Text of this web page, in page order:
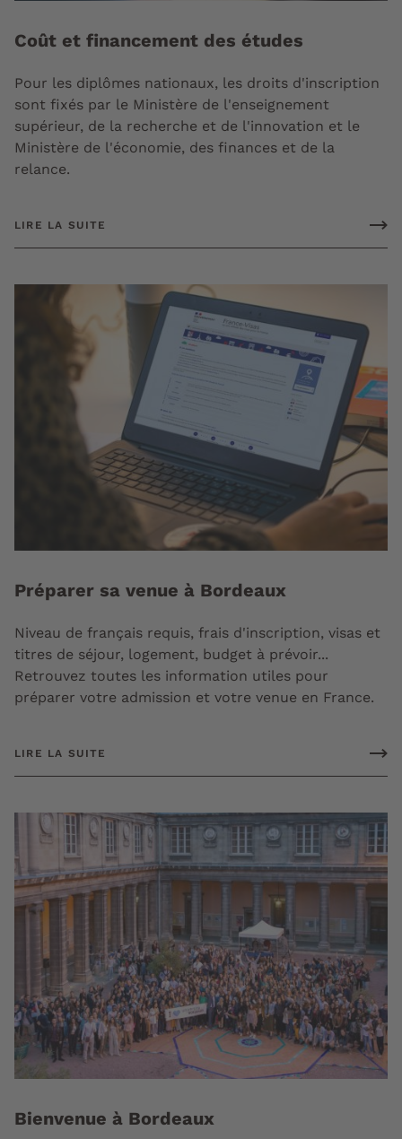
Coût et financement des études
Pour les diplômes nationaux, les droits d'inscription
sont fixés par le Ministère de l'enseignement
supérieur, de la recherche et de l'innovation et le
Ministère de l'économie, des finances et de la
relance.
LIRE LA SUITE
Préparer sa venue à Bordeaux
Niveau de français requis, frais d'inscription, visas et
titres de séjour, logement, budget à prévoir...
Retrouvez toutes les information utiles pour
préparer votre admission et votre venue en France.
LIRE LA SUITE
Bienvenue à Bordeaux